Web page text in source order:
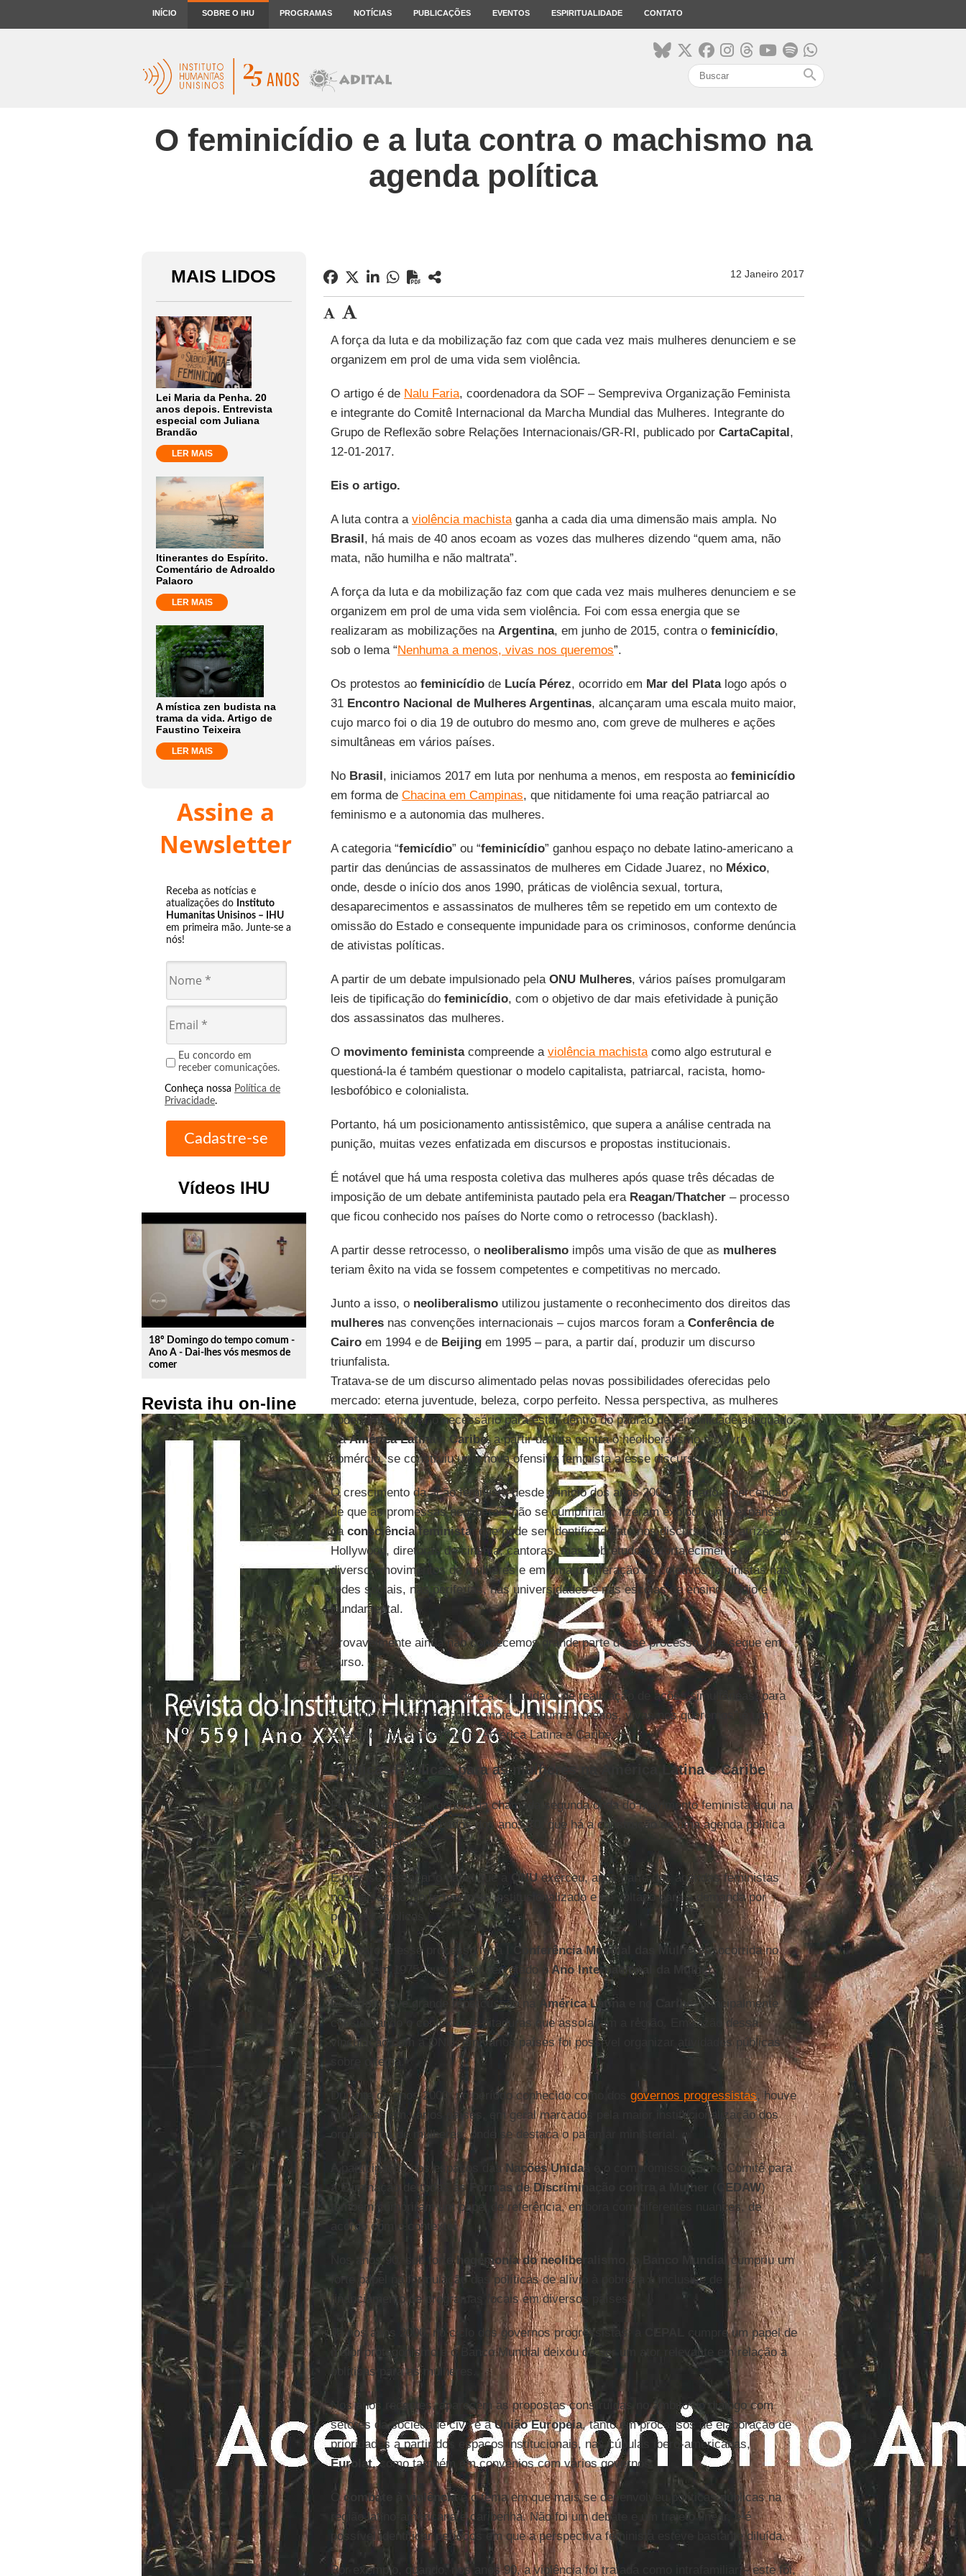
INÍCIO SOBRE O IHU PROGRAMAS NOTÍCIAS PUBLICAÇÕES EVENTOS ESPIRITUALIDADE CONTATO
search
O feminicídio e a luta contra o machismo na
agenda política
MAIS LIDOS
Lei Maria da Penha. 20
anos depois. Entrevista
especial com Juliana
Brandão
LER MAIS
Itinerantes do Espírito.
Comentário de Adroaldo
Palaoro
LER MAIS
A mística zen budista na
trama da vida. Artigo de
Faustino Teixeira
LER MAIS
Assine a
Newsletter
Receba as notícias e
atualizações do Instituto
Humanitas Unisinos – IHU
em primeira mão. Junte-se a
nós!
Eu concordo em
receber comunicações.
Conheça nossa Política de
Privacidade.
Vídeos IHU
play_circle_outline
18º Domingo do tempo comum -
Ano A - Dai-lhes vós mesmos de
comer
Revista ihu on-line
12 Janeiro 2017
A força da luta e da mobilização faz com que cada vez mais mulheres denunciem e se
organizem em prol de uma vida sem violência.
O artigo é de Nalu Faria, coordenadora da SOF – Sempreviva Organização Feminista
e integrante do Comitê Internacional da Marcha Mundial das Mulheres. Integrante do
Grupo de Reflexão sobre Relações Internacionais/GR-RI, publicado por CartaCapital,
12-01-2017.
Eis o artigo.
A luta contra a violência machistaganha a cada dia uma dimensão mais ampla. No
Brasil, há mais de 40 anos ecoam as vozes das mulheres dizendo “quem ama, não
mata, não humilha e não maltrata”.
A força da luta e da mobilização faz com que cada vez mais mulheres denunciem e se
organizem em prol de uma vida sem violência. Foi com essa energia que se
realizaram as mobilizações na Argentina, em junho de 2015, contra o feminicídio,
sob o lema “Nenhuma a menos, vivas nos queremos”.
Os protestos ao feminicídiode Lucía Pérez, ocorrido em Mar del Platalogo após o
31 Encontro Nacional de Mulheres Argentinas, alcançaram uma escala muito maior,
cujo marco foi o dia 19 de outubro do mesmo ano, com greve de mulheres e ações
simultâneas em vários países.
No Brasil, iniciamos 2017 em luta por nenhuma a menos, em resposta ao feminicídio
em forma de Chacina em Campinas, que nitidamente foi uma reação patriarcal ao
feminismo e a autonomia das mulheres.
A categoria “femicídio” ou “feminicídio” ganhou espaço no debate latino-americano a
partir das denúncias de assassinatos de mulheres em Cidade Juarez, no México,
onde, desde o início dos anos 1990, práticas de violência sexual, tortura,
desaparecimentos e assassinatos de mulheres têm se repetido em um contexto de
omissão do Estado e consequente impunidade para os criminosos, conforme denúncia
de ativistas políticas.
A partir de um debate impulsionado pela ONU Mulheres, vários países promulgaram
leis de tipificação do feminicídio, com o objetivo de dar mais efetividade à punição
dos assassinatos das mulheres.
O movimento feministacompreende a violência machistacomo algo estrutural e
questioná-la é também questionar o modelo capitalista, patriarcal, racista, homo-
lesbofóbico e colonialista.
Portanto, há um posicionamento antissistêmico, que supera a análise centrada na
punição, muitas vezes enfatizada em discursos e propostas institucionais.
É notável que há uma resposta coletiva das mulheres após quase três décadas de
imposição de um debate antifeminista pautado pela era Reagan/Thatcher– processo
que ficou conhecido nos países do Norte como o retrocesso (backlash).
A partir desse retrocesso, o neoliberalismoimpôs uma visão de que as mulheres
teriam êxito na vida se fossem competentes e competitivas no mercado.
Junto a isso, o neoliberalismoutilizou justamente o reconhecimento dos direitos das
mulheresnas convenções internacionais – cujos marcos foram aConferência de
Cairoem 1994 e de Beijingem 1995 – para, a partir daí, produzir um discurso
triunfalista.
Tratava-se de um discurso alimentado pelas novas possibilidades oferecidas pelo
mercado: eterna juventude, beleza, corpo perfeito. Nessa perspectiva, as mulheres
poderiam comprar o necessário para estar dentro do padrão de feminilidade adequado.
NaAmérica LatinaeCaribe, a partir da luta contra o neoliberalismo e o livre
comércio, se construiu uma nova ofensiva feminista a esse discurso.
O crescimento da ação feminista desde o início dos anos 2000, somado à percepção
de que as promessas neoliberais não se cumpririam, fizeram explodir uma expansão
da consciência feminista, que pode ser identificada até nos discursos das atrizes de
Hollywood, diretoras de cinema, cantoras, mas sobretudo no fortalecimento de
diversos movimentos de mulheres e em uma proliferação de coletivos feministas nas
redes sociais, nas periferias, nas universidades e nas escolas de ensino Médio e
Fundamental.
Provavelmente ainda não conhecemos grande parte desse processo, que segue em
curso.
Isso explica a capilaridade e a capacidade de realização de ações simultâneas, para
as quais a campanha com o mote “nenhuma a menos, vivas nos queremos” é um
exemplo importante hoje na América Latina e Caribe.
Políticas Públicas para as mulheres na América Latina e Caribe
Foi a partir da emergência da chamada segunda onda do movimento feminista aqui na
região, a partir de meados dos anos 70, que há a construção de uma agenda política
de caráter feminista.
É preciso destacar o papel que a ONUexerceu, após parte das agendas feministas
nos países do Norte terem se institucionalizado e se voltado para a demanda por
políticas públicas.
Um marco nesse processo foi a I Conferência Mundial das Mulheres, ocorrida no
México em 1975, quando foi decretado oAno Internacional da Mulher.
Esse fato teve grande repercussão na América Latina Caribe, principalmente
considerando o contexto de ditaduras que assolavam a região. Em razão dessa
vinculação com a ONU, em vários países foi possível organizar atividades públicas
sobre o tema.
Durante os anos 2000, no período conhecido como dos governos progressistas, houve
mudanças em vários países, em geral marcados pela maior institucionalização dos
organismos de mulheres, onde se destaca o patamar ministerial.
A participação nos espaços das Nações Unidas
e o compromisso com a Comitê para
a Eliminação de todas as
Formas de Discriminação contra a Mulher CEDAW)
também cumpriram um papel de referência, embora com diferentes nuances, de
acordo com o contexto.
Nos anos 90, sob fortehegemonia do neoliberalismo , o Banco Mundial
cumpriu um
forte papel na formulação das políticas de alívio à pobreza e inclusive de
financiamento de programas focais em diversos países.
Já nos anos 2000, no ciclo dos governos progressistas, a CEPAL
cumpre um papel de
maior protagonismo e o Banco Mundial deixou de ser um ator relevante em relação a
políticas para as mulheres.
Nos anos recentes, aparecem as propostas construídas no âmbito do diálogo com
setores da sociedade civil e aUnião Europeia, tanto em processos de elaboração de
prioridades a partir dos espaços institucionais, nas cúpulas ibero-americanas,
Eurolat, como também em convênios com vários governos.
Ocombate à violênciaé o tema em que mais se desenvolveu políticas públicas na
região latino-americana e caribenha. Não foi um debate e um trajeto linear, e é
possível identificar períodos em que a perspectiva feminista esteve bastante diluída.
Por exemplo, quando, nos anos 90, a violência foi tratada como intrafamiliar – este foi,